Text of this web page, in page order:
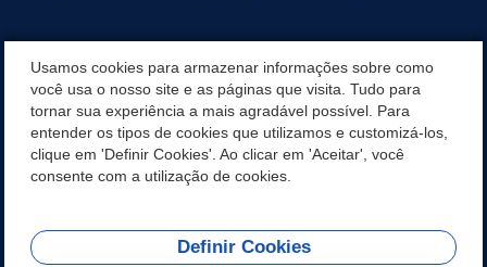
INFORMATIVO PIT
SEGUNDA VIA IPTU
Usamos cookies para armazenar informações sobre como
você usa o nosso site e as páginas que visita. Tudo para
tornar sua experiência a mais agradável possível. Para
entender os tipos de cookies que utilizamos e customizá-los,
clique em 'Definir Cookies'. Ao clicar em 'Aceitar', você
consente com a utilização de cookies.
Definir Cookies